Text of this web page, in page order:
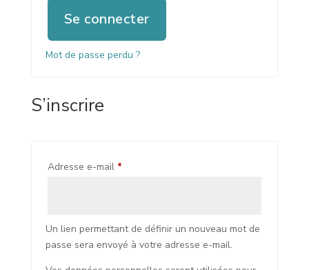
Se connecter
Mot de passe perdu ?
S’inscrire
Adresse e-mail *Obligatoire
Un lien permettant de définir un nouveau mot de
passe sera envoyé à votre adresse e-mail.